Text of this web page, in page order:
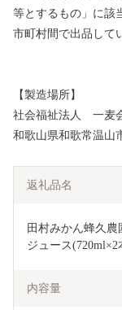
等とするもの」に該
市町村間で出品して
【製造場所】
社会福祉法人 一麦
和歌山県和歌常温山
返礼品名
田村みかん蜂久
内容量